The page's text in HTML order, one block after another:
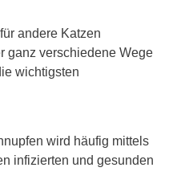
andere Katzen
ganz verschiedene Wege
wichtigsten
wird häufig mittels
infizierten und gesunden